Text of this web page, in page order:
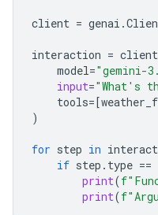
client = genai .
interaction = client
model="gemini-
input="What's
tools=[
)
for step in
if step . type ==
print(f
print(f